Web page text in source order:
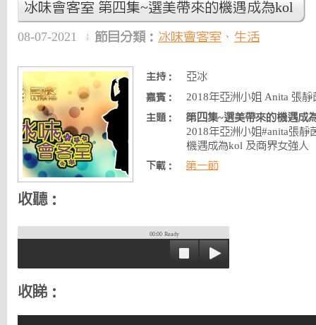
冰味會客室 第四集~選美帶來的機遇成為kol
08-07-2021 節目分類： 冰味會客室 、 生活
主持： 亞冰
嘉賓： 2018年亞洲小姐 Anita 張靜
主題：
第四集~選美帶來的機遇成
2018年亞洲小姐#anita張
機遇成為kol 及商界女強人
下載： 第一節
收聽：
00:00 Ready
收睇：